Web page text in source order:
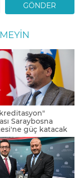
GÖNDER
Saraybosna
güç katacak